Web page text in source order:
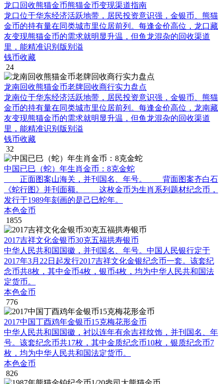
龙口回收熊猫金币熊猫金币变现渠道指南
龙口位于华东经济活跃地带，居民投资意识强，金银币、熊猫
金币的持有量在同类城市里位居前列。每逢金价高位，龙口藏
友变现熊猫金币的需求就明显升温，但鱼龙混杂的回收渠道
里，能精准识别版别溢
钱币收藏
24
龙南回收熊猫金币老牌回收商行实力盘点
龙南位于华东经济活跃地带，居民投资意识强，金银币、熊猫
金币的持有量在同类城市里位居前列。每逢金价高位，龙南藏
友变现熊猫金币的需求就明显升温，但鱼龙混杂的回收渠道
里，能精准识别版别溢
钱币收藏
32
中国已巳（蛇）年生肖金币：8克金蛇
正面图案山海关，并刊国名、年号。 背面图案齐白石
《蛇行图》并刊面额。 这枚金币为生肖系列题材纪念币，
发行于1989年刻画的是己巳蛇年。
本色金币
1855
2017吉祥文化金银币30克五福拱寿银币
中华人民共和国国徽，并刊国名、年号。中国人民银行定于
2017年3月22日起发行2017吉祥文化金银纪念币一套。该套纪
念币共8枚，其中金币4枚，银币4枚，均为中华人民共和国法
定货币。
本色金币
776
2017中国丁酉鸡年金银币15克梅花形金币
中华人民共和国国徽，衬以连年有余吉祥纹饰，并刊国名、年
号。该套纪念币共17枚，其中金质纪念币10枚，银质纪念币7
枚，均为中华人民共和国法定货币。
本色金币
826